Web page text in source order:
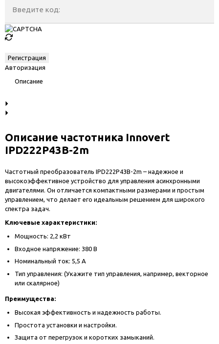
Введите код:
Авторизация
Описание
Описание частотника Innovert
IPD222P43B-2m
Частотный преобразователь IPD222P43B-2m – надежное и
высокоэффективное устройство для управления асинхронными
двигателями. Он отличается компактными размерами и простым
управлением, что делает его идеальным решением для широкого
спектра задач.
Ключевые характеристики:
Мощность: 2,2 кВт
Входное напряжение: 380 В
Номинальный ток: 5,5 А
Тип управления: (Укажите тип управления, например, векторное
или скалярное)
Преимущества:
Высокая эффективность и надежность работы.
Простота установки и настройки.
Защита от перегрузок и коротких замыканий.